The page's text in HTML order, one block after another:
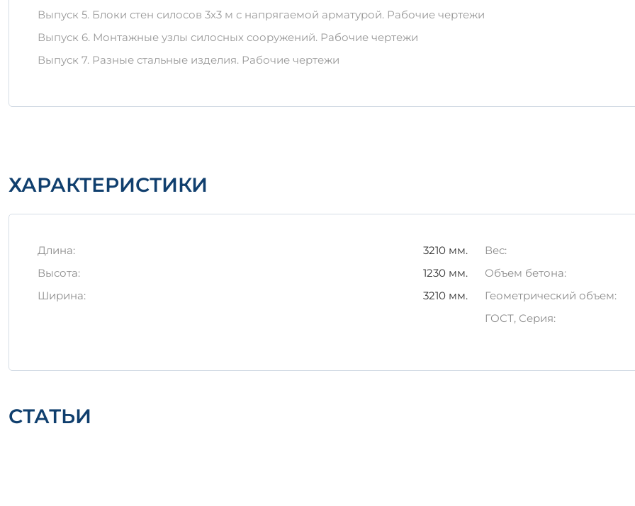
При хранении СБО 3-2-2 к7-2 необходимо избегать контакта с источниками влаги и прямыми солнечными
Производство и применение СБО 3-2-2 к7-2 соответствует современным нормам и стандартам, что
Выпуск 5. Блоки стен силосов 3х3 м с напрягаемой арматурой. Рабочие чертежи
Выпуск 6. Монтажные узлы силосных сооружений. Рабочие чертежи
Выпуск 7. Разные стальные изделия. Рабочие чертежи
ХАРАКТЕРИСТИКИ
Длина:
3210 мм.
Высота:
1230 мм.
Ширина:
3210 мм.
Вес:
Объем бетона:
Геометрический объем:
ГОСТ, Серия:
СТАТЬИ